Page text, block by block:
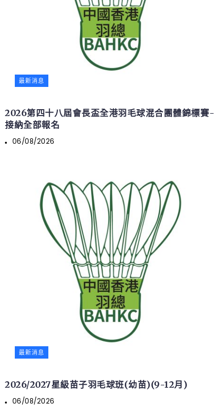
最新消息
2026第四十八屆會長盃全港羽毛球混合團體錦標賽-
接納全部報名
06/08/2026
最新消息
2026/2027星級苗子羽毛球班(幼苗)(9-12月)
06/08/2026